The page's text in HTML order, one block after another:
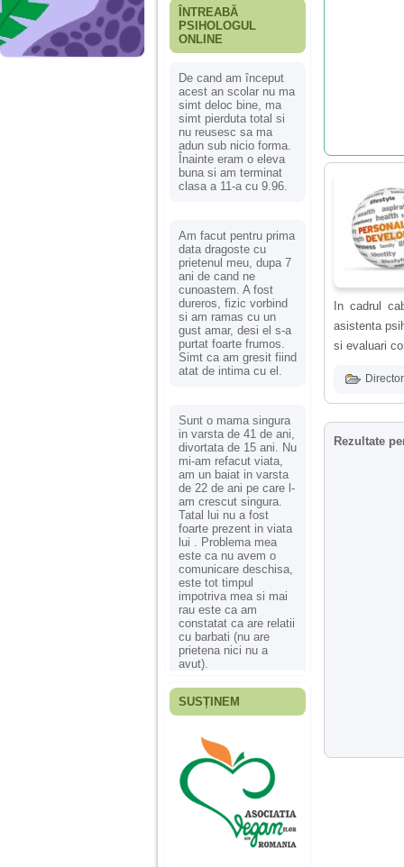
ÎNTREABĂ
PSIHOLOGUL
ONLINE
De cand am început
acest an scolar nu ma
simt deloc bine, ma
simt pierduta total si
nu reusesc sa ma
adun sub nicio forma.
Înainte eram o eleva
buna si am terminat
clasa a 11-a cu 9.96.
Am facut pentru prima
data dragoste cu
prietenul meu, dupa 7
ani de cand ne
cunoastem. A fost
dureros, fizic vorbind
si am ramas cu un
gust amar, desi el s-a
purtat foarte frumos.
Simt ca am gresit fiind
atat de intima cu el.
Sunt o mama singura
in varsta de 41 de ani,
divortata de 15 ani. Nu
mi-am refacut viata,
am un baiat in varsta
de 22 de ani pe care l-
am crescut singura.
Tatal lui nu a fost
foarte prezent in viata
lui . Problema mea
este ca nu avem o
comunicare deschisa,
este tot timpul
impotriva mea si mai
rau este ca am
constatat ca are relatii
cu barbati (nu are
prietena nici nu a
avut).
Fiica mea s-a nascut
ani, privind in urma
realizez cat de multe
greseli am facut in
educatia si cresterea
ei, am fost o mama
egoista, preocupata
de implinirea
profesionala, cand ea
era mica am neglijat-
SUSȚINEM
In cadrul
asistenta
si evaluari
Rezultate